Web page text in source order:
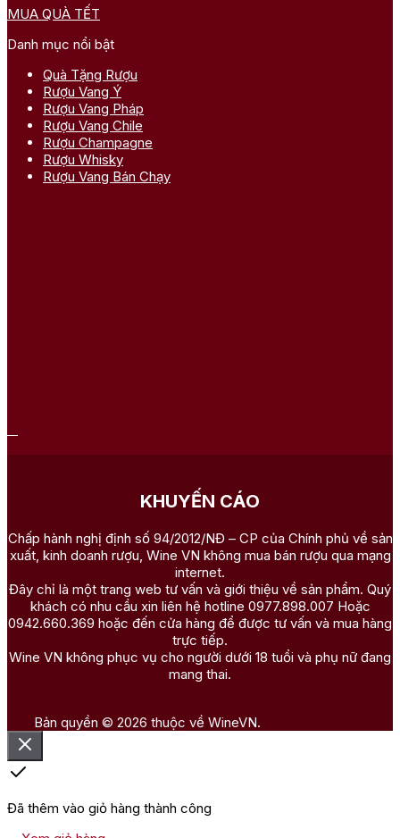
MUA QUÀ TẾT
Danh mục nổi bật
Quà Tặng Rượu
Rượu Vang Ý
Rượu Vang Pháp
Rượu Vang Chile
Rượu Champagne
Rượu Whisky
Rượu Vang Bán Chạy
KHUYẾN CÁO
Chấp hành nghị định số 94/2012/NĐ – CP của Chính phủ về sản
xuất, kinh doanh rượu, Wine VN không mua bán rượu qua mạng
internet.
Đây chỉ là một trang web tư vấn và giới thiệu về sản phẩm. Quý
khách có nhu cầu xin liên hệ hotline 0977.898.007 Hoặc
0942.660.369 hoặc đến cửa hàng để được tư vấn và mua hàng
trực tiếp.
Wine VN không phục vụ cho người dưới 18 tuổi và phụ nữ đang
mang thai.
Bản quyền © 2026 thuộc về WineVN.
Đã thêm vào giỏ hàng thành công